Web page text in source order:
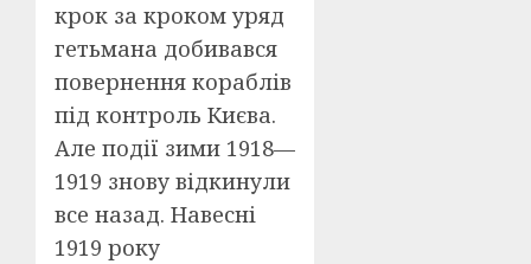
крок за кроком уряд
гетьмана добивався
повернення кораблів
під контроль Києва.
Але події зими 1918—
1919 знову відкинули
все назад. Навесні
1919 року